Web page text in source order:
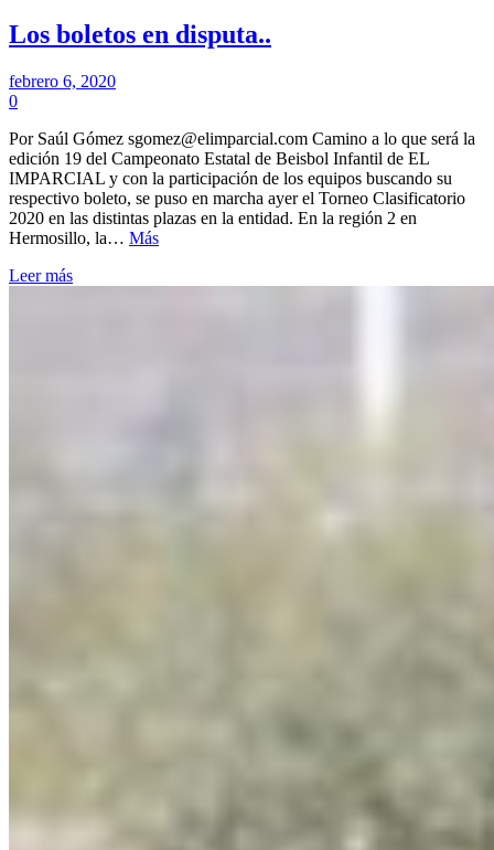
Los boletos en disputa..
febrero 6, 2020
0
Por Saúl Gómez sgomez@elimparcial.com Camino a lo que será la
edición 19 del Campeonato Estatal de Beisbol Infantil de EL
IMPARCIAL y con la participación de los equipos buscando su
respectivo boleto, se puso en marcha ayer el Torneo Clasificatorio
2020 en las distintas plazas en la entidad. En la región 2 en
Hermosillo, la… Más
Leer más